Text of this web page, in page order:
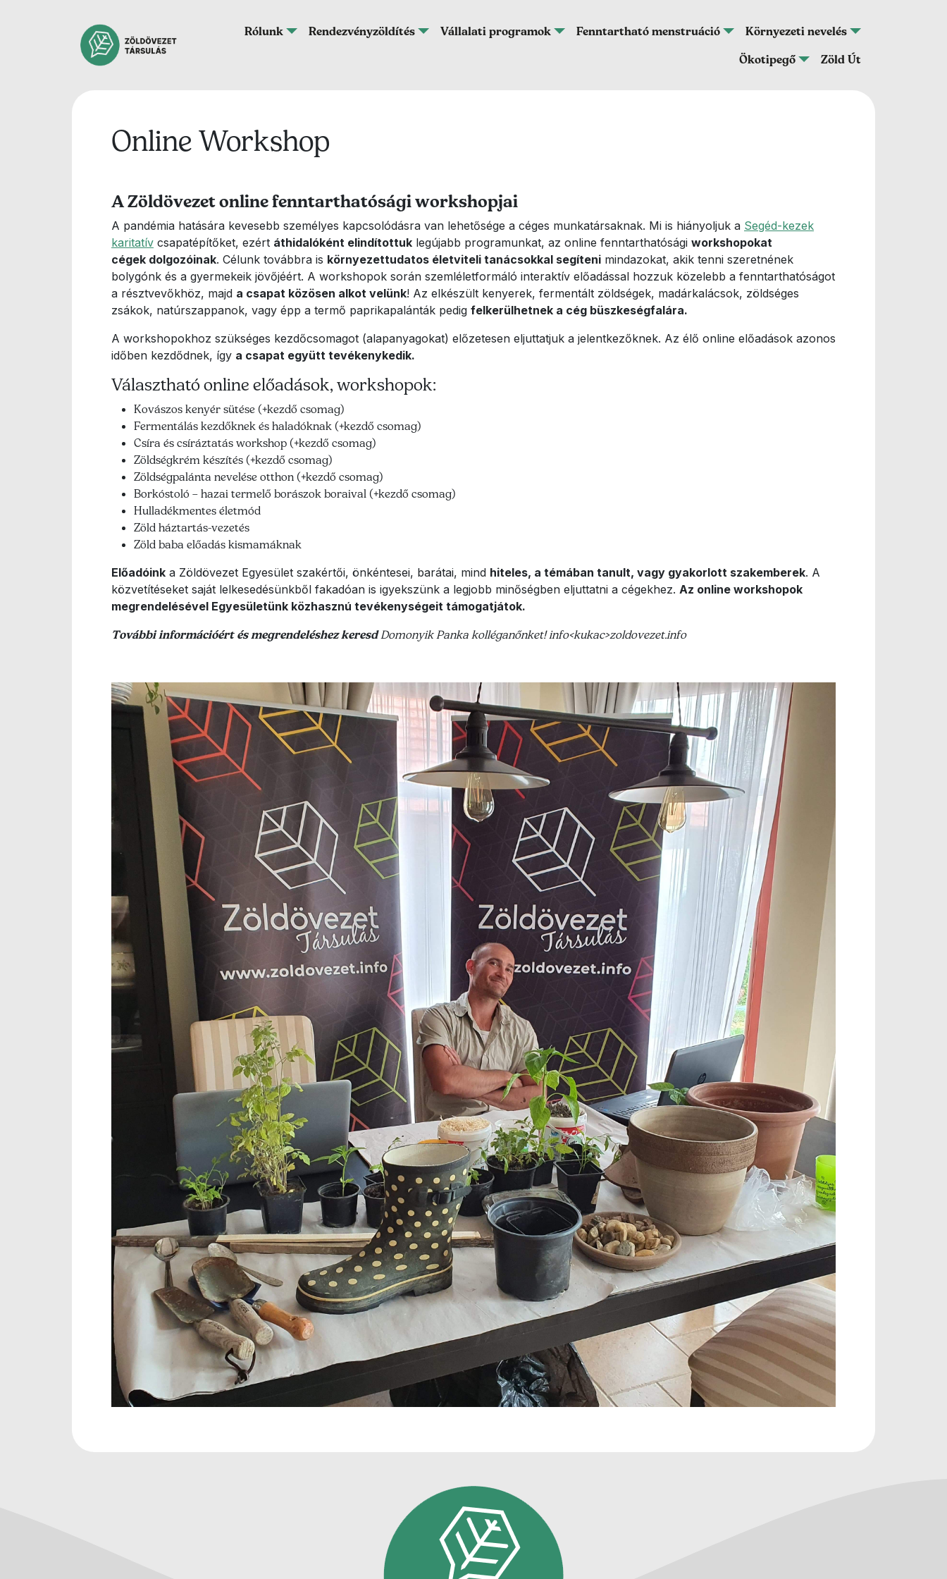
Fő navigáció
Rólunk Rendezvényzöldítés Vállalati programok Fenntartható menstruáció
Környezeti nevelés
Ökotipegő
Zöld Út
Online Workshop
A Zöldövezet online fenntarthatósági workshopjai
A pandémia hatására kevesebb személyes kapcsolódásra van lehetősége a céges munkatársaknak. Mi is hiányoljuk a Segéd-kezek
karitatív csapatépítőket, ezért áthidalóként elindítottuk legújabb programunkat, az online fenntarthatósági workshopokat
cégek dolgozóinak. Célunk továbbra is környezettudatos életviteli tanácsokkal segíteni mindazokat, akik tenni szeretnének
bolygónk és a gyermekeik jövőjéért. A workshopok során szemléletformáló interaktív előadással hozzuk közelebb a fenntarthatóságot
a résztvevőkhöz, majd a csapat közösen alkot velünk! Az elkészült kenyerek, fermentált zöldségek, madárkalácsok, zöldséges
zsákok, natúrszappanok, vagy épp a termő paprikapalánták pedig felkerülhetnek a cég büszkeségfalára.
A workshopokhoz szükséges kezdőcsomagot (alapanyagokat) előzetesen eljuttatjuk a jelentkezőknek. Az élő online előadások azonos
időben kezdődnek, így a csapat együtt tevékenykedik.
Választható online előadások, workshopok:
Kovászos kenyér sütése (+kezdő csomag)
Fermentálás kezdőknek és haladóknak (+kezdő csomag)
Csíra és csíráztatás workshop (+kezdő csomag)
Zöldségkrém készítés (+kezdő csomag)
Zöldségpalánta nevelése otthon (+kezdő csomag)
Borkóstoló – hazai termelő borászok boraival (+kezdő csomag)
Hulladékmentes életmód
Zöld háztartás-vezetés
Zöld baba előadás kismamáknak
Előadóink a Zöldövezet Egyesület szakértői, önkéntesei, barátai, mind hiteles, a témában tanult, vagy gyakorlott szakemberek. A
közvetítéseket saját lelkesedésünkből fakadóan is igyekszünk a legjobb minőségben eljuttatni a cégekhez. Az online workshopok
megrendelésével Egyesületünk közhasznú tevékenységeit támogatjátok.
További információért és megrendeléshez keresd Domonyik Panka kolléganőnket! info<kukac>zoldovezet.info